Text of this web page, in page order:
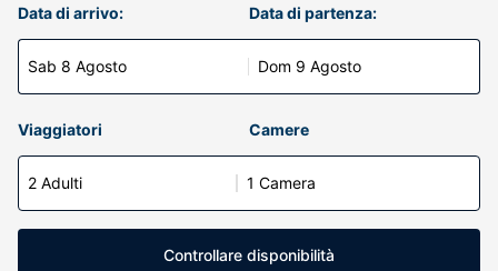
Data di arrivo:
Sab 8 Agosto
Data di partenza:
Dom 9 Agosto
Viaggiatori Camere
2 Adulti 1 Camera
Controllare disponibilità